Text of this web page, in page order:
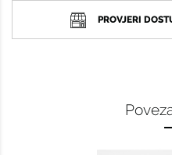
PROVJERI